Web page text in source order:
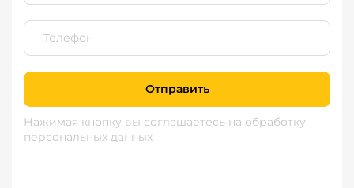
Отправить
Нажимая кнопку вы соглашаетесь на обработку
персональных данных